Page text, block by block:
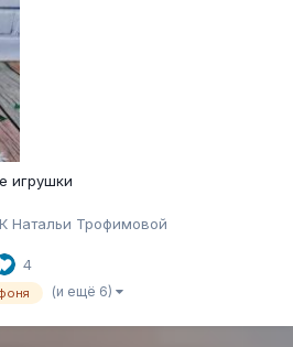
игрушки
Натальи Трофимовой
4
(и ещё 6)